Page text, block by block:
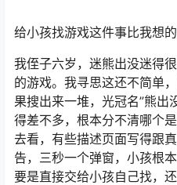
给小孩找游戏这件事比我想的
我侄子六岁，迷熊出没迷得
的游戏。我寻思这还不简单
果搜出来一堆，光冠名”熊出
得差不多，根本分不清哪个
去看，有些描述页面写得跟
告，三秒一个弹窗，小孩根
要是直接交给小孩自己找，